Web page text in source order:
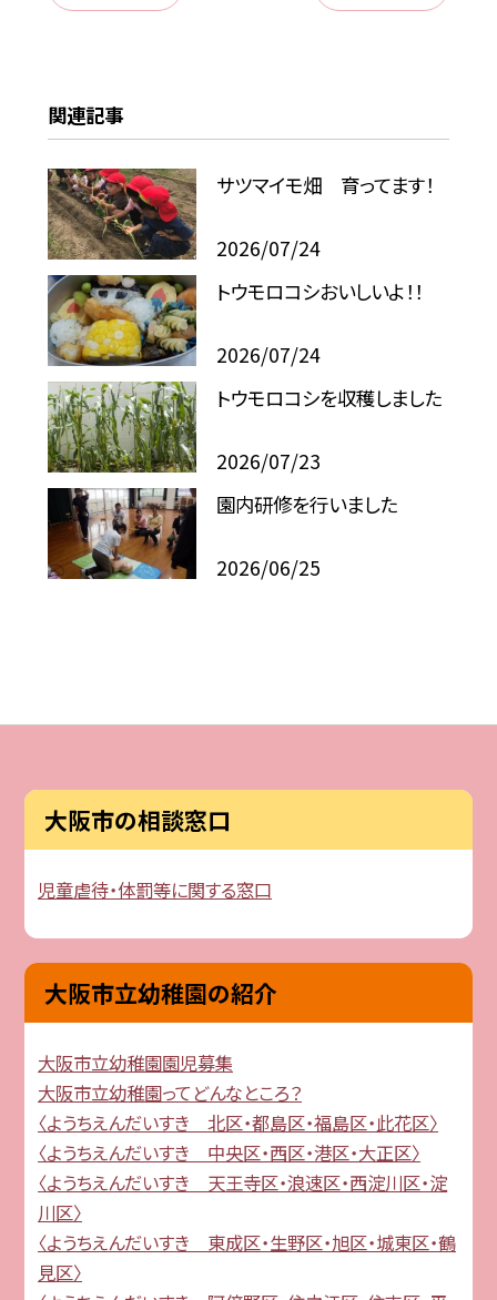
関連記事
サツマイモ畑 育ってます！
2026/07/24
トウモロコシおいしいよ！！
2026/07/24
トウモロコシを収穫しました
2026/07/23
園内研修を行いました
2026/06/25
大阪市の相談窓口
児童虐待・体罰等に関する窓口
大阪市立幼稚園の紹介
大阪市立幼稚園園児募集
大阪市立幼稚園ってどんなところ？
〈ようちえんだいすき 北区・都島区・福島区・此花区〉
〈ようちえんだいすき 中央区・西区・港区・大正区〉
〈ようちえんだいすき 天王寺区・浪速区・西淀川区・淀
川区〉
〈ようちえんだいすき 東成区・生野区・旭区・城東区・鶴
見区〉